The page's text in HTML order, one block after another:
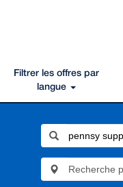
Filtrer les offres par
langue